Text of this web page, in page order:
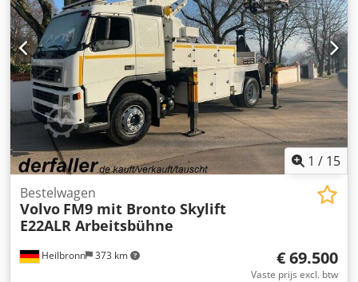
meerprijs mogelijk. Wijzigingen en tussentijdse verkoop
voorbehouden. Credpferbwl Nox Acmef We nemen uw
voertuig graag in ruil/koop in. Financiering / leasing ook
mogelijk zonder aanbetaling! Heeft u nog vragen? Wij
adviseren u graag!
1 / 15
Heilbronn 373 km
Bestelwagen
Volvo FM9 mit Bronto Skylift
E22ALR Arbeitsbühne
€ 69.500
Vaste prijs excl. btw